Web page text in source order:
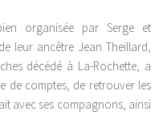
organisée par Serge et
leur ancêtre Jean Theillard,
décédé à La-Rochette, a
de comptes, de retrouver les
avec ses compagnons, ainsi